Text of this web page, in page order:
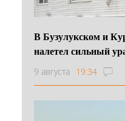
В Бузулукском и
налетел сильный
9 августа 19:34